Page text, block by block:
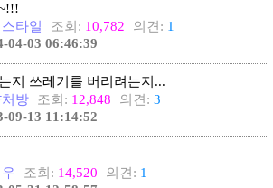
타일 조회: 10,782 의견: 1
04-03 06:46:39
지 쓰레기를 버리려는지...
방 조회: 12,848 의견: 3
09-13 11:14:52
조회: 14,520 의견: 1